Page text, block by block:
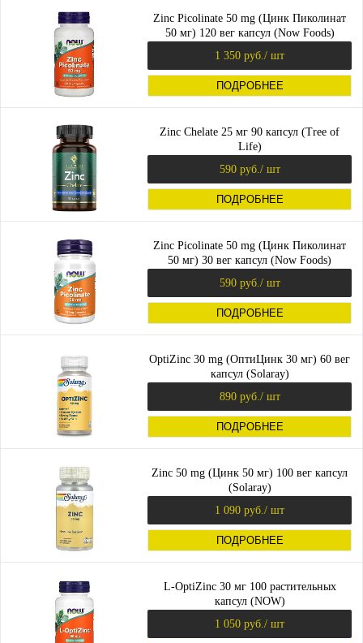
Zinc Picolinate 50 mg (Цинк Пиколинат
50 мг) 120 вег капсул (Now Foods)
1 350 руб. / шт
ПОДРОБНЕЕ
Zinc Chelate 25 мг 90 капсул (Tree of
Life)
590 руб. / шт
ПОДРОБНЕЕ
Zinc Picolinate 50 mg (Цинк Пиколинат
50 мг) 30 вег капсул (Now Foods)
590 руб. / шт
ПОДРОБНЕЕ
OptiZinc 30 mg (ОптиЦинк 30 мг) 60 вег
капсул (Solaray)
890 руб. / шт
ПОДРОБНЕЕ
Zinc 50 mg (Цинк 50 мг) 100 вег капсул
(Solaray)
1 090 руб. / шт
ПОДРОБНЕЕ
L-OptiZinc 30 мг 100 растительных
капсул (NOW)
1 050 руб. / шт